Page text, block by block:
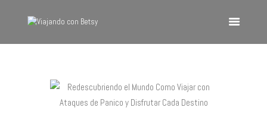
VIAJANDO CON BETSY
Inicio